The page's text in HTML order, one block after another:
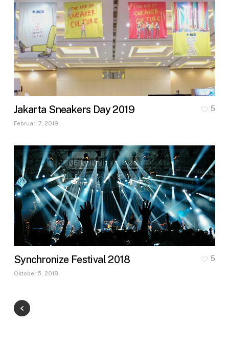
Jakarta Sneakers Day 2019
Februari 7, 2019
5
Synchronize Festival 2018
Oktober 5, 2018
5